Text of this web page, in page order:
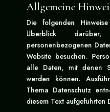
Allgemeine
Die folgenden
Überblick
personenbezogenen
Website besuchen.
alle Daten, mit denen
werden können.
Thema Datenschutz
diesem Text aufgeführten